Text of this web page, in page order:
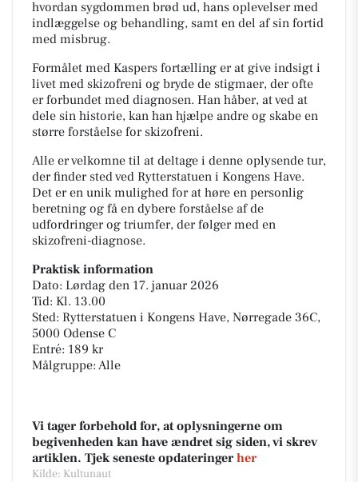
hvordan sygdommen brød ud, hans oplevelser med
indlæggelse og behandling, samt en del af sin fortid
med misbrug.
Formålet med Kaspers fortælling er at give indsigt i
livet med skizofreni og bryde de stigmaer, der ofte
er forbundet med diagnosen. Han håber, at ved at
dele sin historie, kan han hjælpe andre og skabe en
større forståelse for skizofreni.
Alle er velkomne til at deltage i denne oplysende tur,
der finder sted ved Rytterstatuen i Kongens Have.
Det er en unik mulighed for at høre en personlig
beretning og få en dybere forståelse af de
udfordringer og triumfer, der følger med en
skizofreni-diagnose.
Praktisk information
Dato: Lørdag den 17. januar 2026
Tid: Kl. 13.00
Sted: Rytterstatuen i Kongens Have, Nørregade 36C,
5000 Odense C
Entré: 189 kr
Målgruppe: Alle
Vi tager forbehold for, at oplysningerne om
begivenheden kan have ændret sig siden, vi skrev
artiklen. Tjek seneste opdateringer her
Kilde: Kultunaut